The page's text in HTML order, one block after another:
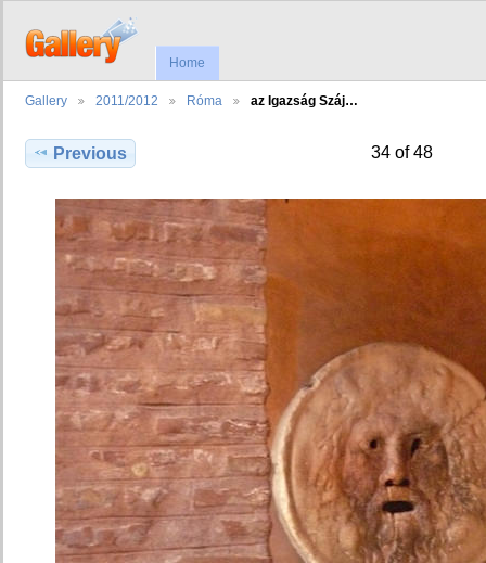
Home
Gallery 2011/2012 Róma az Igazság Száj…
Previous 34 of 48